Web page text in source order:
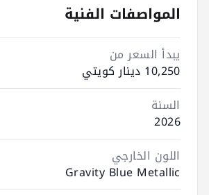
المواصفات الفنية
يبدأ السعر من
10,250 دينار كويتي
السنة
2026
اللون الخارجي
Gravity Blue Metallic